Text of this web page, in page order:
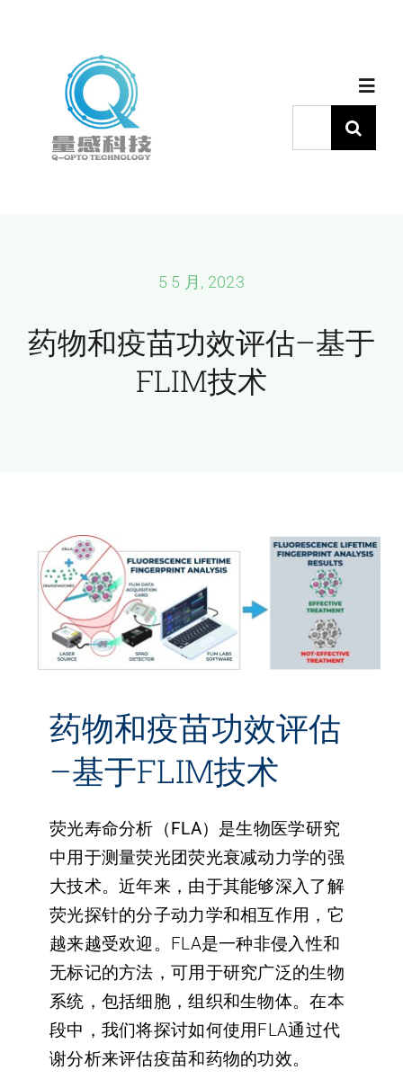
应用中心
联系我们
索：
5 5 月, 2023
药物和疫苗功效评估–基于
FLIM技术
药物和疫苗功效评估
–基于FLIM技术
荧光寿命分析（FLA） 是生物医学研究
中用于测量荧光团荧光衰减动力学的强
大技术。近年来，由于其能够深入了解
荧光探针的分子动力学和相互作用，它
越来越受欢迎。FLA是一种非侵入性和
无标记的方法，可用于研究广泛的生物
系统，包括细胞，组织和生物体。在本
段中，我们将探讨如何使用FLA通过代
谢分析来评估疫苗和药物的功效。